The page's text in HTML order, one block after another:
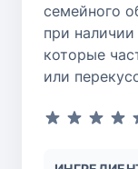
семейного
при наличии
которые
или